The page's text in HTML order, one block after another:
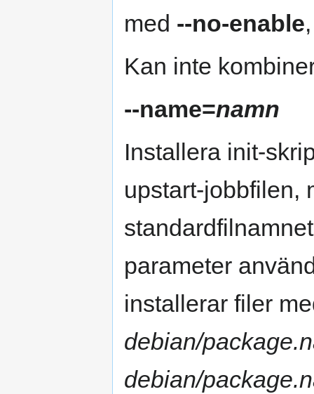
med --no-enable
Kan inte
--name=namn
Installera init-
upstart-jobbfilen,
parameter
installerar filer
debian/
debian/